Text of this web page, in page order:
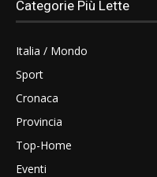
Categorie Più Lette
Italia / Mondo
Sport
Cronaca
Provincia
Top-Home
Eventi